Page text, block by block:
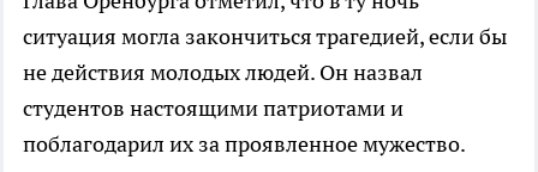
ситуация могла закончиться трагедией, если бы
не действия молодых людей. Он назвал
студентов настоящими патриотами и
поблагодарил их за проявленное мужество.